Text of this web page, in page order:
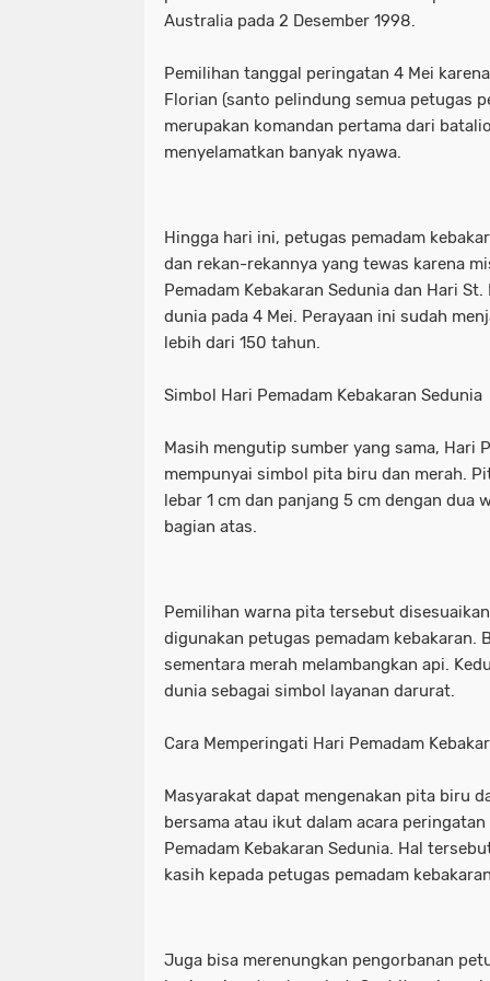
Motret Warga di Ruang Publik Harus
Pelaku Pembacokan Berhasil
Perkuat Ketahanan Pangan Menuju
Polres Pelabuhan Tanjung Perak
Polri Tetapkan Tiga Tersangka Kasus
Polsek Kenjeran Ungkap Kasus
Polsek Pabean Cantikan Ungkap
Program Walikota Surabaya Eri
Tuding PT. DABN Bohong Terkait
Waka DPR: Kado Istimewa di Hari
_Lokasi ditemukan pemuda tewas
(Kemenkum). (Arsip Humas
_Tangkapan layar video banjir rob di
- Muhammad Iqbal Khatami founder
'Tuntut Pangkas Pemotongan Biaya
mayoritas etle meluap hingga
motor sempat diduga melaju
ojol gelar demo digedung dpr
perkuat ketahanan pangan menuju
polres pelabuhan tanjung perak
polri tetapkan tiga tersangka
polsek kenjeran ungkap kasus
polsek pabean cantikan ungkap
program walikota surabaya eri
tuding pt. dabn bohong terkait
waka dpr: kado istimewa di hari
_prabowo menunjuk komjen pol
(kemenkum). (arsip humas
pendapatan ini. (foto: antara foto/
- muhammad iqbal khatami
"jalur lintas selatan (jls) kelok
Australia pada 2 Desember 1998.
Pemilihan tanggal peringatan 4 Mei
Florian (santo pelindung semua petugas
merupakan komandan pertama dari
menyelamatkan banyak nyawa.
Hingga hari ini, petugas pemadam
dan rekan-rekannya yang tewas karena
Pemadam Kebakaran Sedunia dan Hari
dunia pada 4 Mei. Perayaan ini sudah
lebih dari 150 tahun.
Simbol Hari Pemadam Kebakaran Sedunia
Masih mengutip sumber yang sama, Hari
mempunyai simbol pita biru dan merah.
lebar 1 cm dan panjang 5 cm dengan dua
bagian atas.
Pemilihan warna pita tersebut
digunakan petugas pemadam kebakaran.
sementara merah melambangkan api.
dunia sebagai simbol layanan darurat.
Cara Memperingati Hari Pemadam
Masyarakat dapat mengenakan pita biru
bersama atau ikut dalam acara
Pemadam Kebakaran Sedunia. Hal
kasih kepada petugas pemadam
Juga bisa merenungkan pengorbanan